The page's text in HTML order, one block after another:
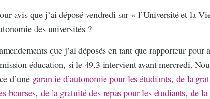
avis que j’ai déposé vendredi sur « l’Université et la
des universités ?
que j’ai déposés en tant que rapporteur pour
éducation, si le 49.3 intervient avant mercredi.
d’une garantie d’autonomie pour les étudiants, de la
bourses, de la gratuité des repas pour les étudiants,de la